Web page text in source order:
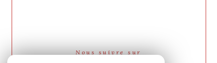
Nous suivre sur